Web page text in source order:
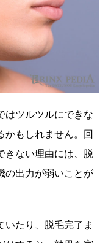
はツルツルにできな
かもしれません。回
きない理由には、脱
の出力が弱いことが
いたり、脱毛完了ま